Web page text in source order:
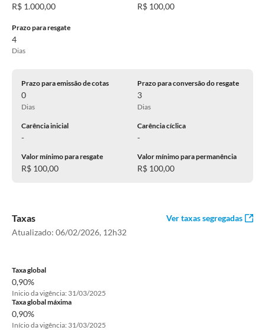
R$ 1.000,00 R$ 100,00
Prazo para resgate
4
Dias
Prazo para emissão de cotas
0
Dias
Prazo para conversão do resgate
3
Dias
Carência inicial
-
Carência cíclica
-
Valor mínimo para resgate
R$ 100,00
Valor mínimo para permanência
R$ 100,00
Taxas
Atualizado: 06/02/2026, 12h32
Ver taxas segregadas
Taxa global
0,90%
Inicio da vigência: 31/03/2025
Taxa global máxima
0,90%
Início da vigência: 31/03/2025